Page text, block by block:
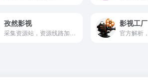
孜然影视 影视工厂